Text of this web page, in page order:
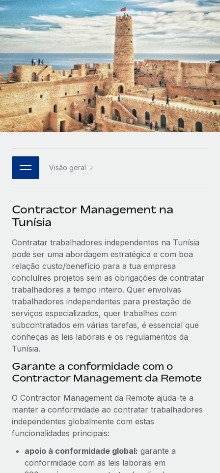
SERVICES
Perguntar a um especialista
Obtenha apoio especializado em RH e
conformidade globais
Parceiros tecnológicos estratégicos
Integre os RH globais na sua plataforma de forma
flexível
CASE STUDIES
Français
Deutsch
Español
Italiano
Português (Portugal)
日本語
한국어
中文（简体）
Visão geral
Contractor Management na
Tunísia
Contratar trabalhadores independentes na Tunísia
pode ser uma abordagem estratégica e com boa
relação custo/benefício para a tua empresa
concluíres projetos sem as obrigações de contratar
trabalhadores a tempo inteiro. Quer envolvas
trabalhadores independentes para prestação de
serviços especializados, quer trabalhes com
subcontratados em várias tarefas, é essencial que
conheças as leis laborais e os regulamentos da
Tunísia.
Garante a conformidade com o
Contractor Management da Remote
O Contractor Management da Remote ajuda-te a
manter a conformidade ao contratar trabalhadores
independentes globalmente com estas
funcionalidades principais:
apoio à conformidade global: garante a
conformidade com as leis laborais em